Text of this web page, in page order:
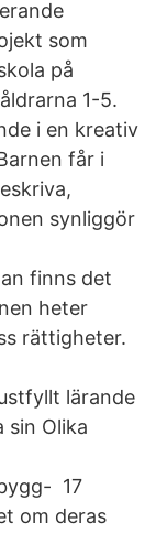
som
på
1-5.
i en kreativ
får i
synliggör
finns det
heter
rättigheter.
lärande
sin Olika
17
om deras